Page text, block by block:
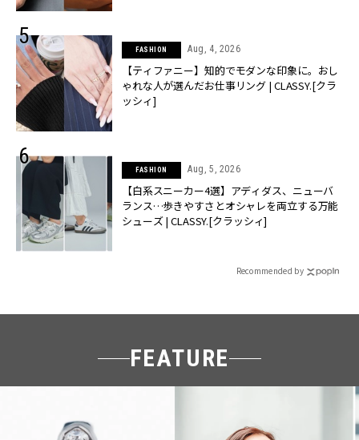
FASHION Aug, 4, 2026
【ティファニー】知的でモダンな印象に。おし
ゃれな人が選んだお仕事リング | CLASSY.[クラ
ッシィ]
FASHION Aug, 5, 2026
【白系スニーカー4選】アディダス、ニューバ
ランス…歩きやすさとオシャレを両立する万能
シューズ | CLASSY.[クラッシィ]
Recommended by
FEATURE